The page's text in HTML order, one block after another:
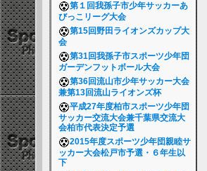
第１回我孫子市少年サッカーあ
びっこリーグ大会
第15回野田ライオンズカップ大
会
第31回我孫子市スポーツ少年団
ガーデンフットボール大会
第36回流山市少年サッカー大会
兼第13回流山ライオンズ杯
平成27年度柏市スポーツ少年団
サッカー交流大会兼千葉県交流大
会柏市代表決定予選
2015年度スポーツ少年団親睦サ
ッカー大会松戸市予選・６年生以
下